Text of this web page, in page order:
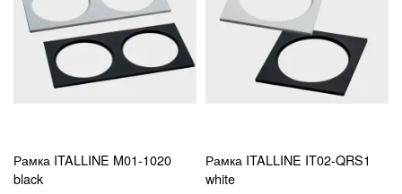
Рамка ITALLINE M01-1020
black
Рамка ITALLINE IT02-QRS1
white